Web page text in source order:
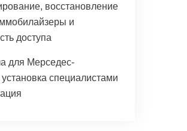
восстановление
и
доступа
для Мерседес-
специалистами